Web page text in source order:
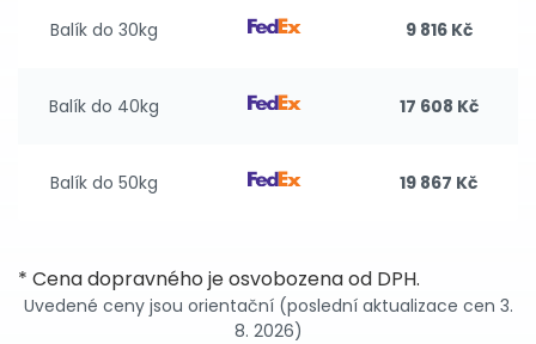
Balík do 30kg 9 816 Kč
Balík do 40kg 17 608 Kč
Balík do 50kg 19 867 Kč
* Cena dopravného je osvobozena od DPH.
Uvedené ceny jsou orientační (poslední aktualizace cen 3.
8. 2026)